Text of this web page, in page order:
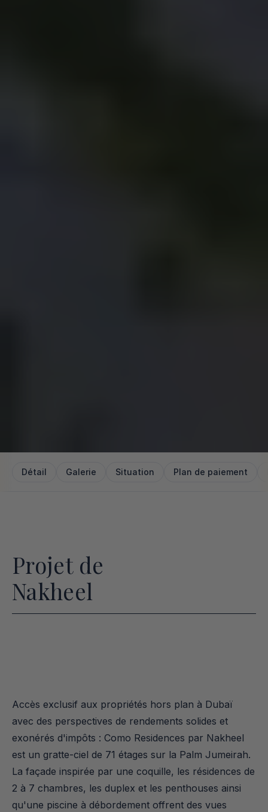
Détail Galerie Situation Plan de paiement
Projet de
Nakheel
Accès exclusif aux propriétés hors plan à Dubaï
avec des perspectives de rendements solides et
exonérés d'impôts : Como Residences par Nakheel
est un gratte-ciel de 71 étages sur la Palm Jumeirah.
La façade inspirée par une coquille, les résidences de
2 à 7 chambres, les duplex et les penthouses ainsi
qu'une piscine à débordement offrent des vues